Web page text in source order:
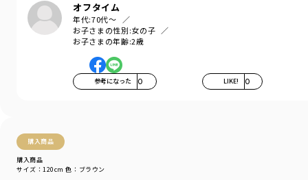
オフタイム
年代:70代～
お子さまの性別:女の子
お子さまの年齢:2歳
参考になった 0 LIKE! 0
購入商品
購入商品
サイズ：120cm 色：ブラウン
-----
透け感：なし
伸縮性：あり
／
branshes
／アウトレット
商品番号